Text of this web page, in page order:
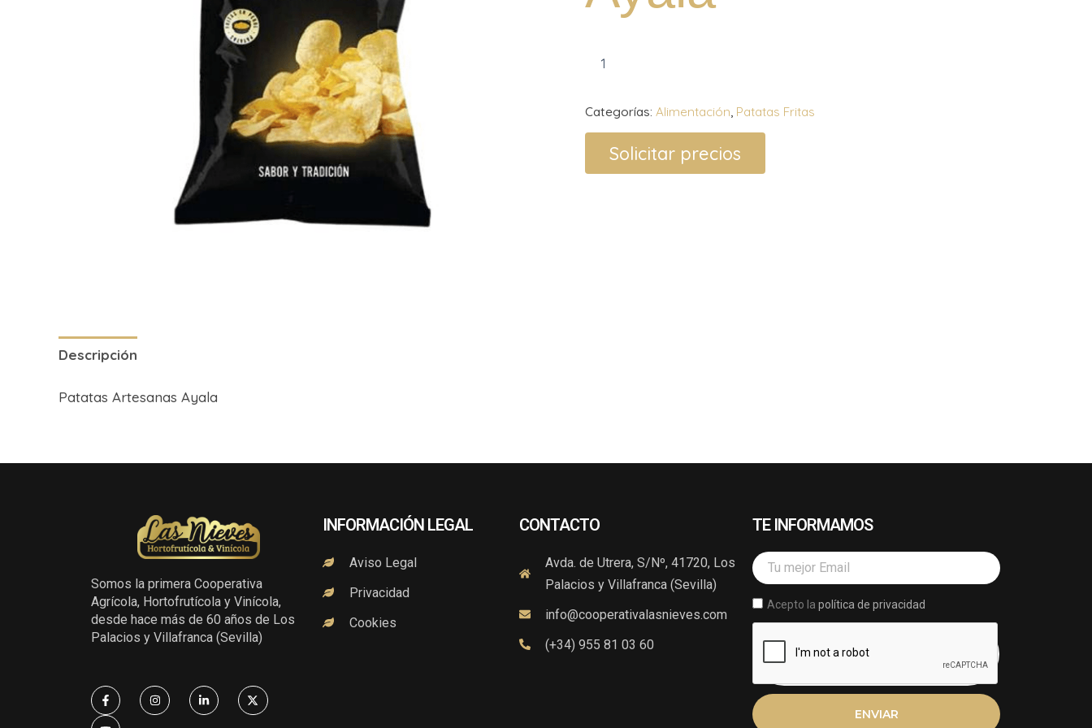
Categorías: Alimentación Patatas Fritas
Solicitar precios
Descripción
Patatas Artesanas Ayala
Somos la primera Cooperativa
Agrícola, Hortofrutícola y Vinícola,
desde hace más de 60 años de Los
Palacios y Villafranca (Sevilla)
F
a
c
e
I
n
s
L
i
n
X
-
t
Y
o
u
t
INFORMACIÓN LEGAL
Aviso Legal
Privacidad
Cookies
CONTACTO
Avda. de Utrera, S/Nº, 41720, Los
Palacios y Villafranca (Sevilla)
info@cooperativalasnieves.com
(+34) 955 81 03 60
TE INFORMAMOS
Email
Acepto lapolítica de privacidad
ENVIAR